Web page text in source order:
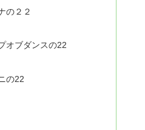
の２２
オブダンスの22
の22